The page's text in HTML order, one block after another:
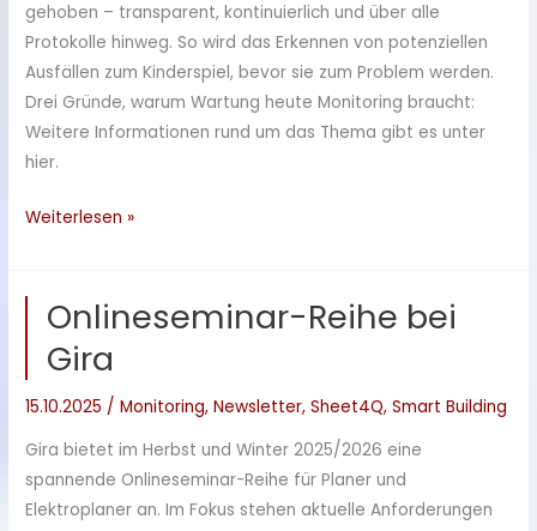
gehoben – transparent, kontinuierlich und über alle
Protokolle hinweg. So wird das Erkennen von potenziellen
Ausfällen zum Kinderspiel, bevor sie zum Problem werden.
Drei Gründe, warum Wartung heute Monitoring braucht:
Weitere Informationen rund um das Thema gibt es unter
hier.
Vorausschauend
Monitoring
Sheet4Q
Weiterlesen »
Onlineseminar-Reihe bei
Gira
15.10.2025 /Monitoring,Newsletter,Sheet4Q,Smart Building
Gira bietet im Herbst und Winter 2025/2026 eine
spannende Onlineseminar-Reihe für Planer und
Elektroplaner an. Im Fokus stehen aktuelle Anforderungen